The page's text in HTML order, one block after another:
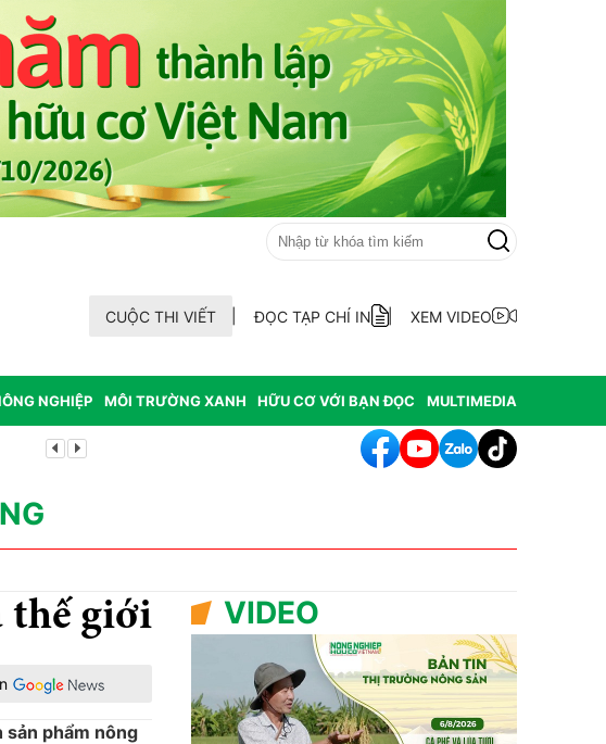
CUỘC THI VIẾT ĐỌC TẠP CHÍ IN XEM VIDEO
NGHIỆP MÔI TRƯỜNG XANH HỮU CƠ VỚI BẠN ĐỌC MULTIMEDIA
Cảnh báo canh tác cần sa làm thay đổi môi trường nghiêm trọng tại Hoa Kỳ
thế giới
phẩm nông
VIDEO